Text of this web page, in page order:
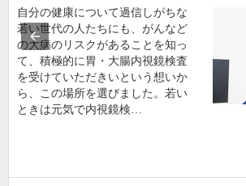
自分の健康について過信しがちな
若い世代の人たちにも、がんなど
の大病のリスクがあることを知っ
て、積極的に胃・大腸内視鏡検査
を受けていただきいという想いか
ら、この場所を選びました。若い
ときは元気で内視鏡検…